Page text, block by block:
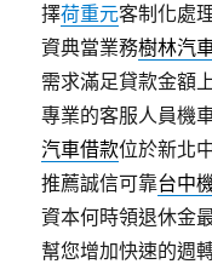
擇荷重元客制化處
資典當業務樹林汽
需求滿足貸款金額
專業的客服人員機
汽車借款位於新北
推薦誠信可靠台中
資本何時領退休金
幫您增加快速的週